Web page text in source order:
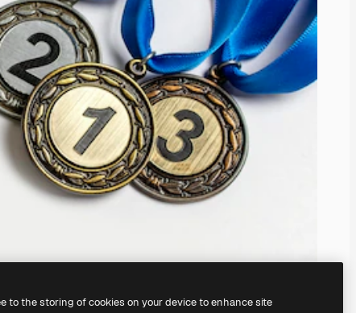
to the storing of cookies on your device to enhance site